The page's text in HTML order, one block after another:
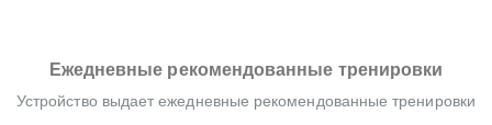
Ежедневные рекомендованные тренировки
Устройство выдает ежедневные рекомендованные тренировки